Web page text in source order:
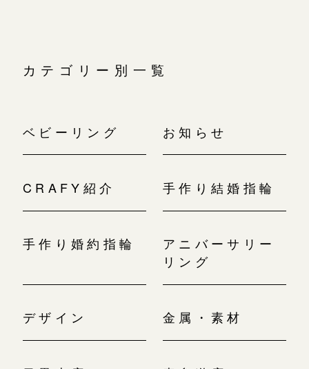
カテゴリー別一覧
ベビーリング お知らせ
CRAFY紹介 手作り結婚指輪
手作り婚約指輪
アニバーサリー
リング
デザイン 金属・素材